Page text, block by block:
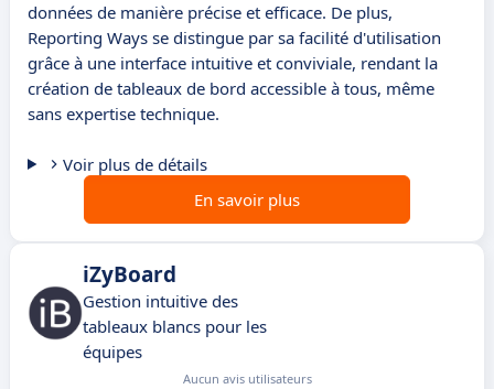
données de manière précise et efficace. De plus,
Reporting Ways se distingue par sa facilité d'utilisation
grâce à une interface intuitive et conviviale, rendant la
création de tableaux de bord accessible à tous, même
sans expertise technique.
Voir plus de détails
En savoir plus
iZyBoard
Gestion intuitive des
tableaux blancs pour les
équipes
Aucun avis utilisateurs